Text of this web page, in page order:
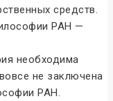
средств.
РАН —
необходима
не заключена
РАН.